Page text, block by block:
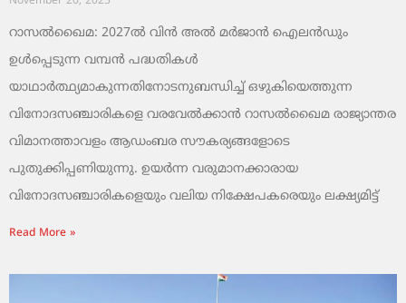
റാസൽഖൈമ: 2027ൽ വിൻ അൽ മർജാൻ ഐലൻഡും
ഉൾപ്പെടുന്ന വമ്പൻ പദ്ധതികൾ
യാഥാർത്ഥ്യമാകുന്നതിനോടനുബന്ധിച്ച് ഒഴുകിയെത്തുന്ന
വിനോദസഞ്ചാരികളെ വരവേൽക്കാൻ റാസൽഖൈമ രാജ്യാന്തര
വിമാനത്താവളം ആഡംബര സൗകര്യങ്ങളോടെ
പുതുക്കിപ്പണിയുന്നു. ഉയർന്ന വരുമാനക്കാരായ
വിനോദസഞ്ചാരികളെയും വലിയ നിക്ഷേപകരെയും ലക്ഷ്യമിട്ട്
Read More »